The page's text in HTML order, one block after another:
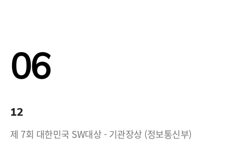
06
12
제 7회 대한민국 SW대상 - 기관장상 (정보통신부)